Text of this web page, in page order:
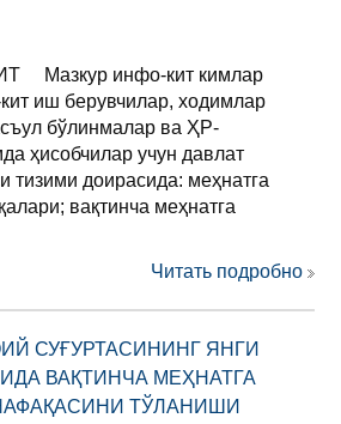
Мазкур инфо-кит кимлар
иш берувчилар, ходимлар
бўлинмалар ва ҲР-
ҳисобчилар учун давлат
тизими доирасида: меҳнатга
вақтинча меҳнатга
Читать подробно
СУҒУРТАСИНИНГ ЯНГИ
ВАҚТИНЧА МEҲНАТГА
ТЎЛАНИШИ